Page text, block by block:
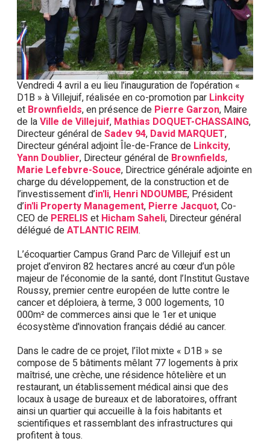
Vendredi 4 avril a eu lieu l’inauguration de l’opération «
D1B » à Villejuif, réalisée en co-promotion par Linkcity
et Brownfields, en présence de Pierre Garzon, Maire
de laVille de Villejuif, Mathias DOQUET-CHASSAING,
Directeur général deSadev 94, David MARQUET,
Directeur général adjoint Île-de-France de Linkcity,
Yann Doublier, Directeur général de Brownfields,
Marie Lefebvre-Souce, Directrice générale adjointe en
charge du développement, de la construction et de
l’investissement d’in'li, Henri NDOUMBE, Président
d’in'li Property Management, Pierre Jacquot, Co-
CEO de PERELISet Hicham Saheli, Directeur général
délégué deATLANTIC REIM.
L’écoquartier Campus Grand Parc de Villejuif est un
projet d’environ 82 hectares ancré au cœur d’un pôle
majeur de l’économie de la santé, dont l’Institut Gustave
Roussy, premier centre européen de lutte contre le
cancer et déploiera, à terme, 3 000 logements, 10
000m² de commerces ainsi que le 1er et unique
écosystème d'innovation français dédié au cancer.
Dans le cadre de ce projet, l’îlot mixte « D1B » se
compose de 5 bâtiments mêlant 77 logements à prix
maîtrisé, une crèche, une résidence hôtelière et un
restaurant, un établissement médical ainsi que des
locaux à usage de bureaux et de laboratoires, offrant
ainsi un quartier qui accueille à la fois habitants et
scientifiques et rassemblant des infrastructures qui
profitent à tous.